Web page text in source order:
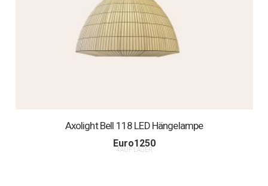
Axolight Bell 118 LED Hängelampe
Euro1250
4 AUF LAGER